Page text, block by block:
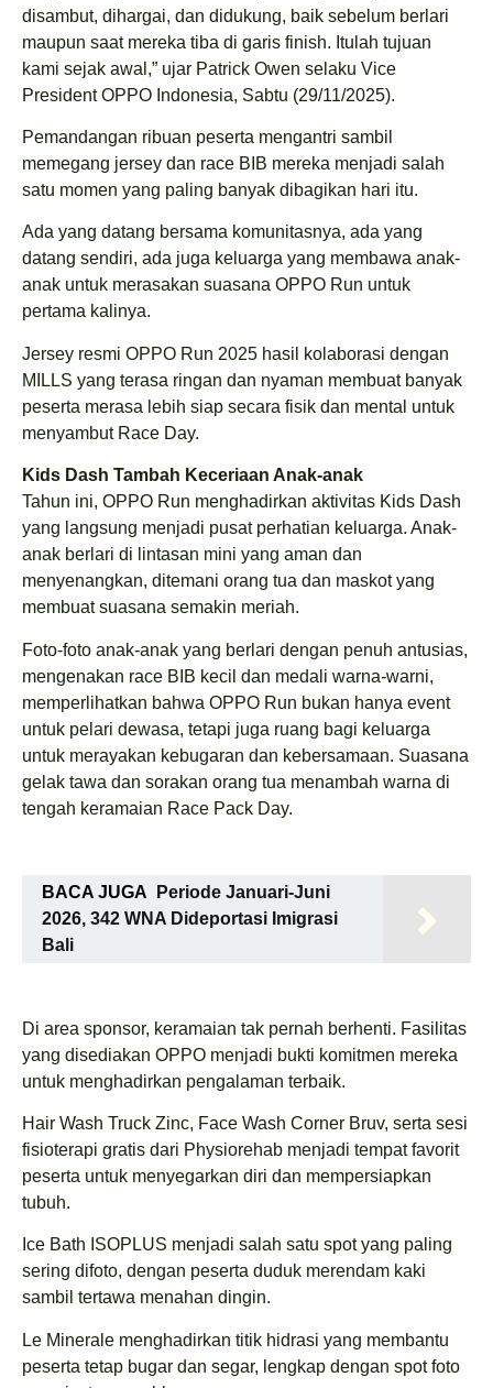
disambut, dihargai, dan didukung, baik sebelum berlari
maupun saat mereka tiba di garis finish. Itulah tujuan
kami sejak awal,” ujar Patrick Owen selaku Vice
President OPPO Indonesia, Sabtu (29/11/2025).
Pemandangan ribuan peserta mengantri sambil
memegang jersey dan race BIB mereka menjadi salah
satu momen yang paling banyak dibagikan hari itu.
Ada yang datang bersama komunitasnya, ada yang
datang sendiri, ada juga keluarga yang membawa anak-
anak untuk merasakan suasana OPPO Run untuk
pertama kalinya.
Jersey resmi OPPO Run 2025 hasil kolaborasi dengan
MILLS yang terasa ringan dan nyaman membuat banyak
peserta merasa lebih siap secara fisik dan mental untuk
menyambut Race Day.
Kids Dash Tambah Keceriaan Anak-anak
Tahun ini, OPPO Run menghadirkan aktivitas Kids Dash
yang langsung menjadi pusat perhatian keluarga. Anak-
anak berlari di lintasan mini yang aman dan
menyenangkan, ditemani orang tua dan maskot yang
membuat suasana semakin meriah.
Foto-foto anak-anak yang berlari dengan penuh antusias,
mengenakan race BIB kecil dan medali warna-warni,
memperlihatkan bahwa OPPO Run bukan hanya event
untuk pelari dewasa, tetapi juga ruang bagi keluarga
untuk merayakan kebugaran dan kebersamaan. Suasana
gelak tawa dan sorakan orang tua menambah warna di
tengah keramaian Race Pack Day.
BACA JUGA
Periode Januari-Juni
2026, 342 WNA Dideportasi Imigrasi
Bali
Di area sponsor, keramaian tak pernah berhenti. Fasilitas
yang disediakan OPPO menjadi bukti komitmen mereka
untuk menghadirkan pengalaman terbaik.
Hair Wash Truck Zinc, Face Wash Corner Bruv, serta sesi
fisioterapi gratis dari Physiorehab menjadi tempat favorit
peserta untuk menyegarkan diri dan mempersiapkan
tubuh.
Ice Bath ISOPLUS menjadi salah satu spot yang paling
sering difoto, dengan peserta duduk merendam kaki
sambil tertawa menahan dingin.
Le Minerale menghadirkan titik hidrasi yang membantu
peserta tetap bugar dan segar, lengkap dengan spot foto